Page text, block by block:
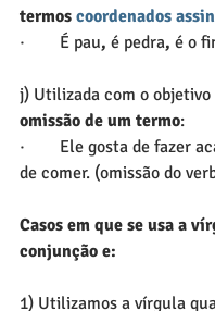
termos coordenados
·        É pau, é pedra, é o
j) Utilizada com o objetivo
omissão de um termo:
·        Ele gosta de fazer
de comer. (omissão do
Casos em que se usa a
conjunção e:
1) Utilizamos a vírgula